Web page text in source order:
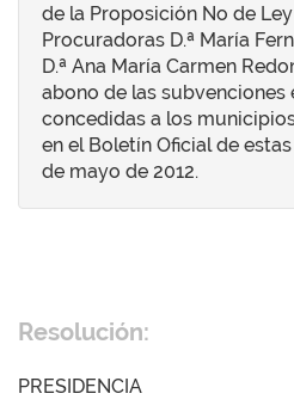
de la Proposición No de
Procuradoras D.ª María
D.ª Ana María Carmen
abono de las subvenciones
concedidas a los
en el Boletín Oficial de estas
de mayo de 2012.
Resolución:
PRESIDENCIA